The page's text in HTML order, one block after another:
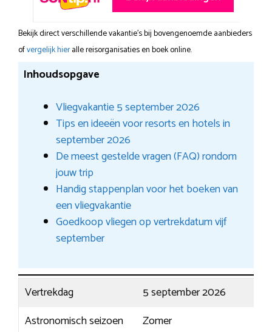
Bekijk direct verschillende vakantie's bij bovengenoemde aanbieders
ofvergelijk hieralle reisorganisaties en boek online.
Inhoudsopgave
Vliegvakantie 5 september 2026
Tips en ideeën voor resorts en hotels in
september 2026
De meest gestelde vragen (FAQ) rondom
jouw trip
Handig stappenplan voor het boeken van
een vliegvakantie
Goedkoop vliegen op vertrekdatum vijf
september
Vertrekdag
5 september 2026
Astronomisch seizoen
Zomer